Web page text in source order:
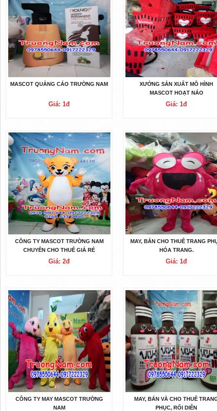
MASCOT QUẢNG CÁO TRƯỜNG NAM
Giá: 1đ
XƯỞNG SẢN XUẤT MÔ HÌNH
MASCOT HOẠT NÁO
Giá: 1đ
CÔNG TY MASCOT TRƯỜNG NAM
CHUYÊN CHO THUÊ GIÁ RẺ
Giá: 2đ
MAY, BÁN CHO THUÊ TRANG
HÓA TRANG.
Giá: 1đ
CÔNG TY MAY MASCOT TRƯỜNG
NAM
MAY, BÁN VÀ CHO THUÊ
PHỤC, RỐI DIỄN